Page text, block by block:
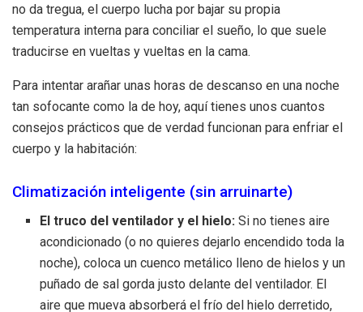
no da tregua, el cuerpo lucha por bajar su propia
temperatura interna para conciliar el sueño, lo que suele
traducirse en vueltas y vueltas en la cama.
Para intentar arañar unas horas de descanso en una noche
tan sofocante como la de hoy, aquí tienes unos cuantos
consejos prácticos que de verdad funcionan para enfriar el
cuerpo y la habitación:
Climatización inteligente (sin arruinarte)
El truco del ventilador y el hielo: Si no tienes aire
acondicionado (o no quieres dejarlo encendido toda la
noche), coloca un cuenco metálico lleno de hielos y un
puñado de sal gorda justo delante del ventilador. El
aire que mueva absorberá el frío del hielo derretido,